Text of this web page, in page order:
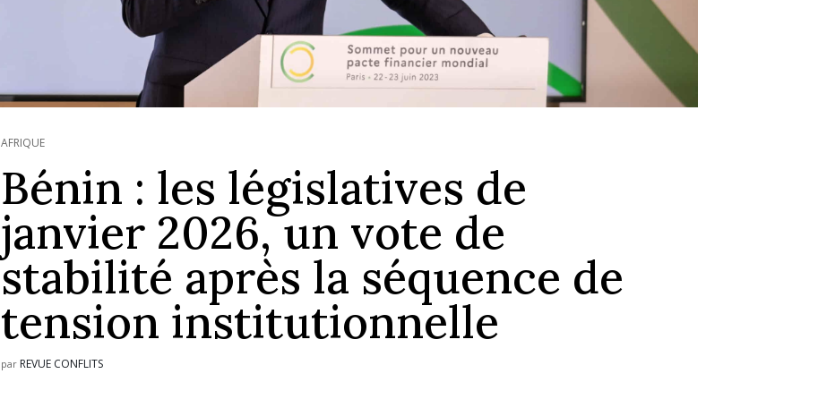
AFRIQUE
Bénin : les législatives de
janvier 2026, un vote de
stabilité après la séquence de
tension institutionnelle
par REVUE CONFLITS